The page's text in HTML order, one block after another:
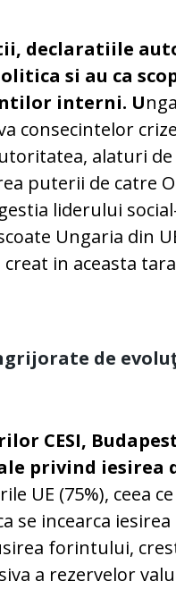
declaratiile
si au ca
interni. U
consecintelor
alaturi
puterii de catre
liderului
Ungaria din
in aceasta
de
CESI,
privind iesirea
UE (75%), ceea
se incearca
forintului,
a rezervelor